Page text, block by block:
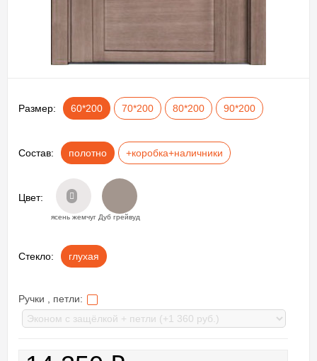
Размер: 60*200 70*200 80*200 90*200
Состав: полотно +коробка+наличники
Цвет:
ясень жемчуг Дуб грейвуд
Стекло: глухая
Ручки , петли: